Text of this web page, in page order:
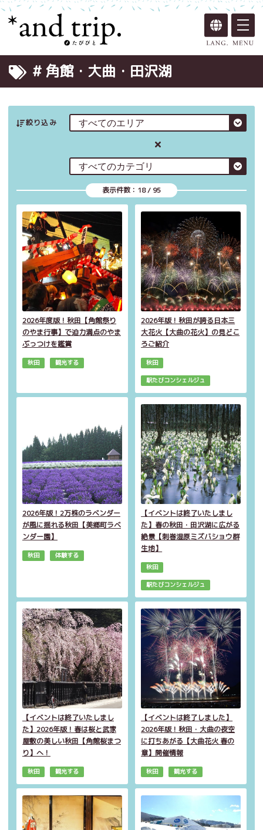
# 角館・大曲・田沢湖
絞り込み
表示件数： 18/ 95
2026年度版！秋田【角館祭り
のやま行事】で迫力満点のやま
ぶっつけを鑑賞
秋田 観光する
2026年版！秋田が誇る日本三
大花火【大曲の花火】の見どこ
ろご紹介
秋田
駅たびコンシェルジュ
2026年版！2万株のラベンダー
が風に揺れる秋田【美郷町ラベ
ンダー園】
秋田 体験する
【イベントは終了いたしまし
た】春の秋田・田沢湖に広がる
絶景【刺巻湿原ミズバショウ群
生地】
秋田
駅たびコンシェルジュ
【イベントは終了いたしまし
た】2026年版！春は桜と武家
屋敷の美しい秋田【角館桜まつ
り】へ！
秋田 観光する
【イベントは終了しました】
2026年版！秋田・大曲の夜空
に打ちあがる【大曲花火 春の
章】開催情報
秋田 観光する